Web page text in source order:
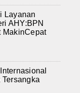
Layanan
AHY:BPN
MakinCepat